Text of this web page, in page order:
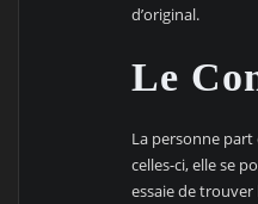
d’original.
Le
La personne
celles-ci, elle se
essaie de